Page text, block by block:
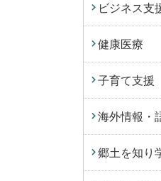
ビジネス支
健康医療
子育て支援
海外情報・
郷土を知り